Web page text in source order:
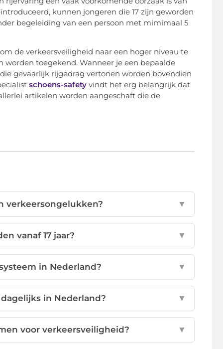
kunnen jongeren die 17 zijn geworden
begeleiding van een persoon met mimimaal 5
de verkeersveiligheid naar een hoger niveau te
toegekend. Wanneer je een bepaalde
gevaarlijk rijgedrag vertonen worden bovendien
schoens-safety vindt het erg belangrijk dat
artikelen worden aangeschaft die de
verkeersongelukken? ▼
vanaf 17 jaar? ▼
in Nederland? ▼
in Nederland? ▼
voor verkeersveiligheid? ▼